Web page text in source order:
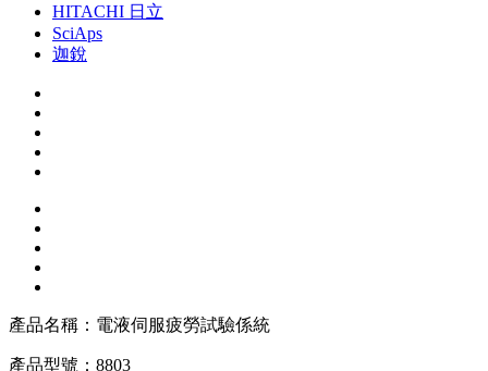
HITACHI 日立
SciAps
迦銳
產品名稱： 電液伺服疲勞試驗係統
產品型號： 8803